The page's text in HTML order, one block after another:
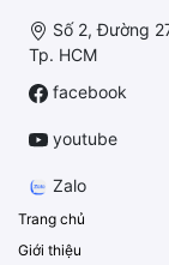
Số 2, Đường
Tp. HCM
facebook
youtube
Zalo
Trang chủ
Giới thiệu